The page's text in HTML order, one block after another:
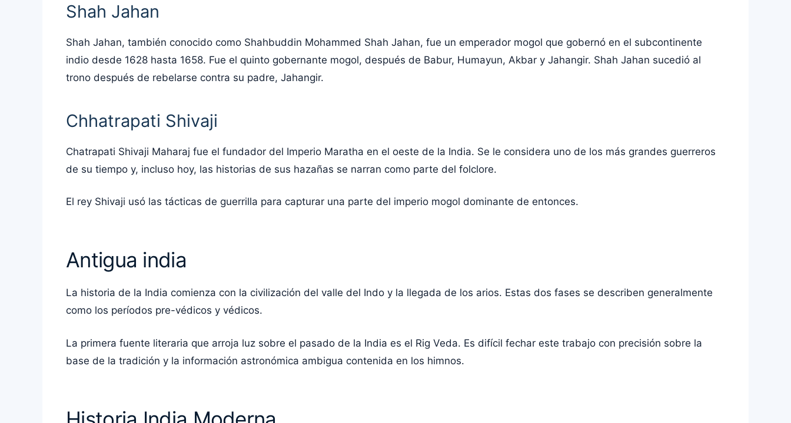
Shah Jahan
Shah Jahan, también conocido como Shahbuddin Mohammed Shah Jahan, fue un emperador mogol que gobernó en el subcontinente
indio desde 1628 hasta 1658. Fue el quinto gobernante mogol, después de Babur, Humayun, Akbar y Jahangir. Shah Jahan sucedió al
trono después de rebelarse contra su padre, Jahangir.
Chhatrapati Shivaji
Chatrapati Shivaji Maharaj fue el fundador del Imperio Maratha en el oeste de la India. Se le considera uno de los más grandes guerreros
de su tiempo y, incluso hoy, las historias de sus hazañas se narran como parte del folclore.
El rey Shivaji usó las tácticas de guerrilla para capturar una parte del imperio mogol dominante de entonces.
Antigua india
La historia de la India comienza con la civilización del valle del Indo y la llegada de los arios. Estas dos fases se describen generalmente
como los períodos pre-védicos y védicos.
La primera fuente literaria que arroja luz sobre el pasado de la India es el Rig Veda. Es difícil fechar este trabajo con precisión sobre la
base de la tradición y la información astronómica ambigua contenida en los himnos.